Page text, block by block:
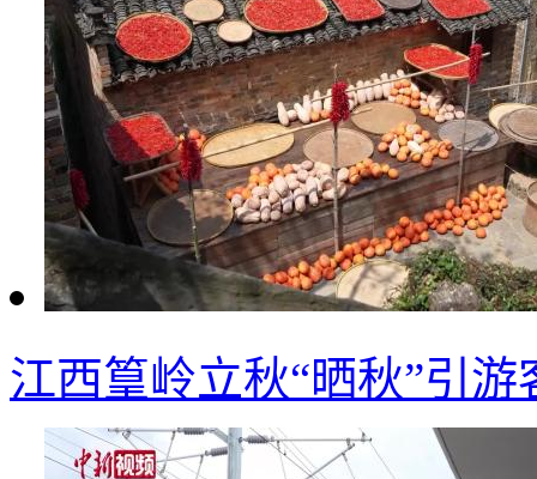
江西篁岭立秋“晒秋”引游